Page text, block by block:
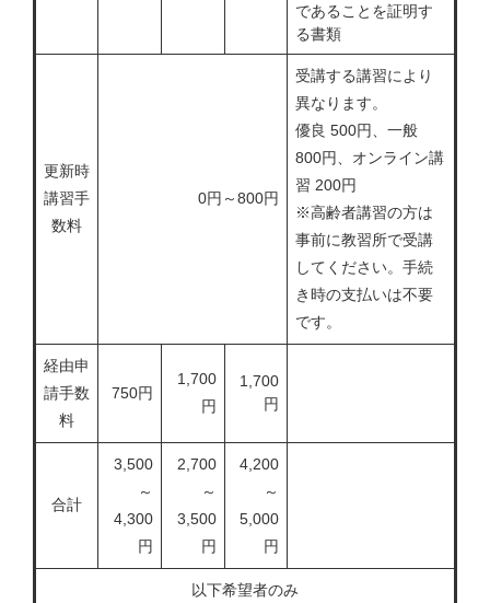
であることを証明す
る書類
更新時
講習手
数料
0円～800円
受講する講習により
異なります。
優良 500円、一般
800円、オンライン講
習 200円
※高齢者講習の方は
事前に教習所で受講
してください。手続
き時の支払いは不要
です。
経由申
請手数
料
750円
1,700
円
1,700
円
合計
3,500
～
4,300
円
2,700
～
3,500
円
4,200
～
5,000
円
以下希望者のみ